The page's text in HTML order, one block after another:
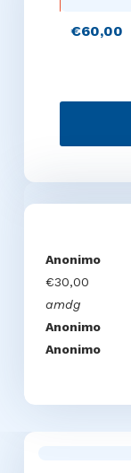
€60,00
Anonimo
€30,00
amdg
Anonimo
Anonimo